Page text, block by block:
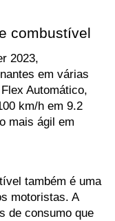
combustível
2023,
em várias
Automático,
km/h em 9.2
mais ágil em
também é uma
motoristas. A
de consumo que